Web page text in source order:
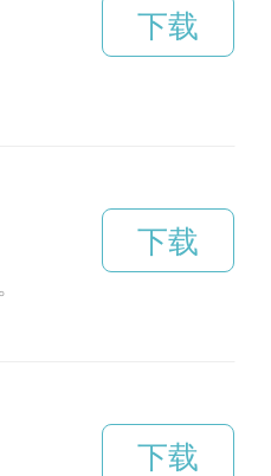
下载
下载
下载